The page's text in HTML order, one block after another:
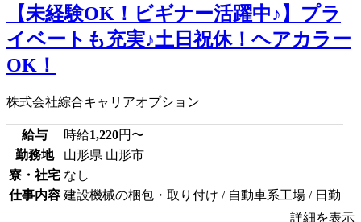
【未経験OK！ビギナー活躍中♪】プラ
イベートも充実♪土日祝休！ヘアカラー
OK！
株式会社綜合キャリアオプション
給与 時給1,220円〜
勤務地
山形県 山形市
寮・社宅 なし
仕事内容 建設機械の梱包・取り付け / 自動車系工場 / 日勤
詳細を表示